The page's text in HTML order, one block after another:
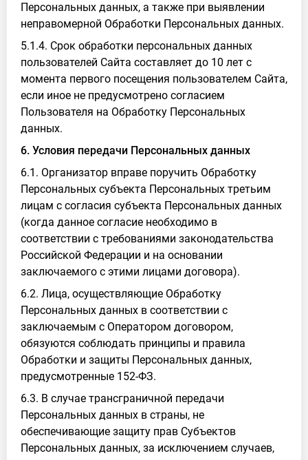
Персональных данных, а также при выявлении
неправомерной Обработки Персональных данных.
5.1.4. Срок обработки персональных данных
пользователей Сайта составляет до 10 лет с
момента первого посещения пользователем Сайта,
если иное не предусмотрено согласием
Пользователя на Обработку Персональных
данных.
6. Условия передачи Персональных данных
6.1. Организатор вправе поручить Обработку
Персональных субъекта Персональных третьим
лицам с согласия субъекта Персональных данных
(когда данное согласие необходимо в
соответствии с требованиями законодательства
Российской Федерации и на основании
заключаемого с этими лицами договора).
6.2. Лица, осуществляющие Обработку
Персональных данных в соответствии с
заключаемым с Оператором договором,
обязуются соблюдать принципы и правила
Обработки и защиты Персональных данных,
предусмотренные 152-ФЗ.
6.3. В случае трансграничной передачи
Персональных данных в страны, не
обеспечивающие защиту прав Субъектов
Персональных данных, за исключением случаев,